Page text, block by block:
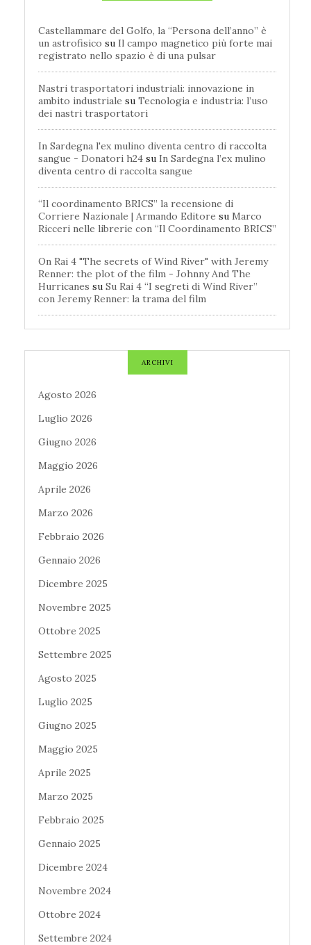
Castellammare del Golfo, la “Persona dell’anno” è
un astrofisico su Il campo magnetico più forte mai
registrato nello spazio è di una pulsar
Nastri trasportatori industriali: innovazione in
ambito industriale su Tecnologia e industria: l’uso
dei nastri trasportatori
In Sardegna l'ex mulino diventa centro di raccolta
sangue - Donatori h24 su In Sardegna l’ex mulino
diventa centro di raccolta sangue
“Il coordinamento BRICS” la recensione di
Corriere Nazionale | Armando Editore su Marco
Ricceri nelle librerie con “Il Coordinamento BRICS”
On Rai 4 "The secrets of Wind River" with Jeremy
Renner: the plot of the film - Johnny And The
Hurricanes su Su Rai 4 “I segreti di Wind River”
con Jeremy Renner: la trama del film
ARCHIVI
Agosto 2026
Luglio 2026
Giugno 2026
Maggio 2026
Aprile 2026
Marzo 2026
Febbraio 2026
Gennaio 2026
Dicembre 2025
Novembre 2025
Ottobre 2025
Settembre 2025
Agosto 2025
Luglio 2025
Giugno 2025
Maggio 2025
Aprile 2025
Marzo 2025
Febbraio 2025
Gennaio 2025
Dicembre 2024
Novembre 2024
Ottobre 2024
Settembre 2024